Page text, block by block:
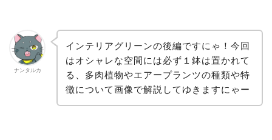
ナンタルカ
インテリアグリーンの後編ですにゃ！今回
はオシャレな空間には必ず１鉢は置かれて
る、多肉植物やエアープランツの種類や特
徴について画像で解説してゆきますにゃー